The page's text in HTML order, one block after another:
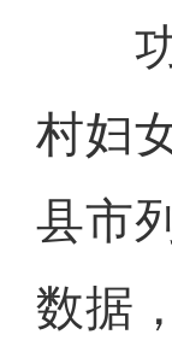
功
村妇
县市
数据